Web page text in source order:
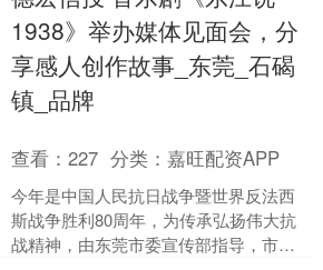
1938》举办媒体见面会，分
享感人创作故事_东莞_石碣
镇_品牌
查看：227 分类：嘉旺配资APP
今年是中国人民抗日战争暨世界反法西
斯战争胜利80周年，为传承弘扬伟大抗
战精神，由东莞市委宣传部指导，市文